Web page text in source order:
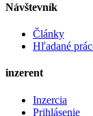
Návštevník
Články
Hľadané
inzerent
Inzercia
Prihlásenie